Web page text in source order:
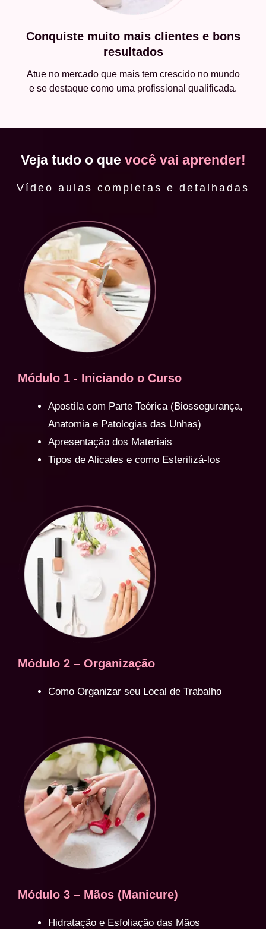
Conquiste muito mais clientes e bons
resultados
Atue no mercado que mais tem crescido no mundo
e se destaque como uma profissional qualificada.
Veja tudo o que você vai aprender!
Vídeo aulas completas e detalhadas
Módulo 1 - Iniciando o Curso
Apostila com Parte Teórica (Biossegurança,
Anatomia e Patologias das Unhas)
Apresentação dos Materiais
Tipos de Alicates e como Esterilizá-los
Módulo 2 – Organização
Como Organizar seu Local de Trabalho
Módulo 3 – Mãos (Manicure)
Hidratação e Esfoliação das Mãos